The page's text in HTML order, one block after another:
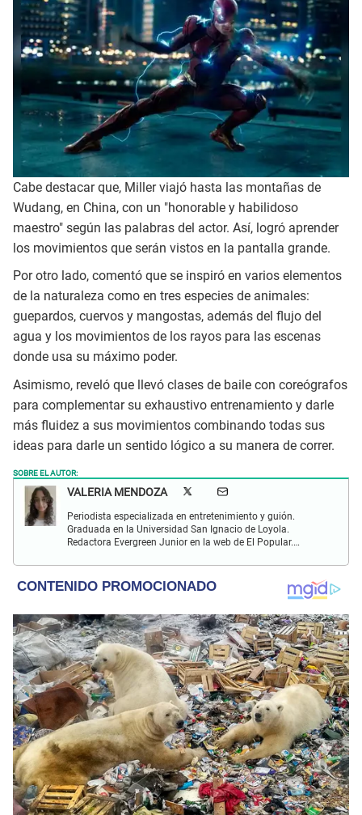
Cabe destacar que, Miller viajó hasta las montañas de
Wudang, en China, con un "honorable y habilidoso
maestro" según las palabras del actor. Así, logró aprender
los movimientos que serán vistos en la pantalla grande.
Por otro lado, comentó que se inspiró en varios elementos
de la naturaleza como en tres especies de animales:
guepardos, cuervos y mangostas, además del flujo del
agua y los movimientos de los rayos para las escenas
donde usa su máximo poder.
Asimismo, reveló que llevó clases de baile con coreógrafos
para complementar su exhaustivo entrenamiento y darle
más fluidez a sus movimientos combinando todas sus
ideas para darle un sentido lógico a su manera de correr.
SOBRE EL AUTOR:
VALERIA MENDOZA
Periodista especializada en entretenimiento y guión.
Graduada en la Universidad San Ignacio de Loyola.
Redactora Evergreen Junior en la web de El Popular.
y redes sociales.